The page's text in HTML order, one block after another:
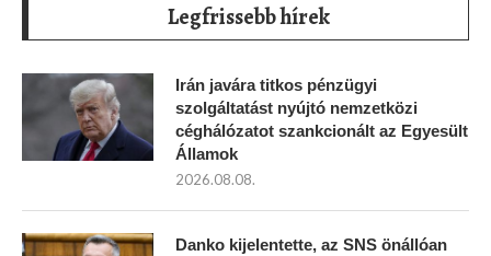
Legfrissebb hírek
Irán javára titkos pénzügyi
szolgáltatást nyújtó nemzetközi
céghálózatot szankcionált az Egyesült
Államok
2026.08.08.
Danko kijelentette, az SNS önállóan